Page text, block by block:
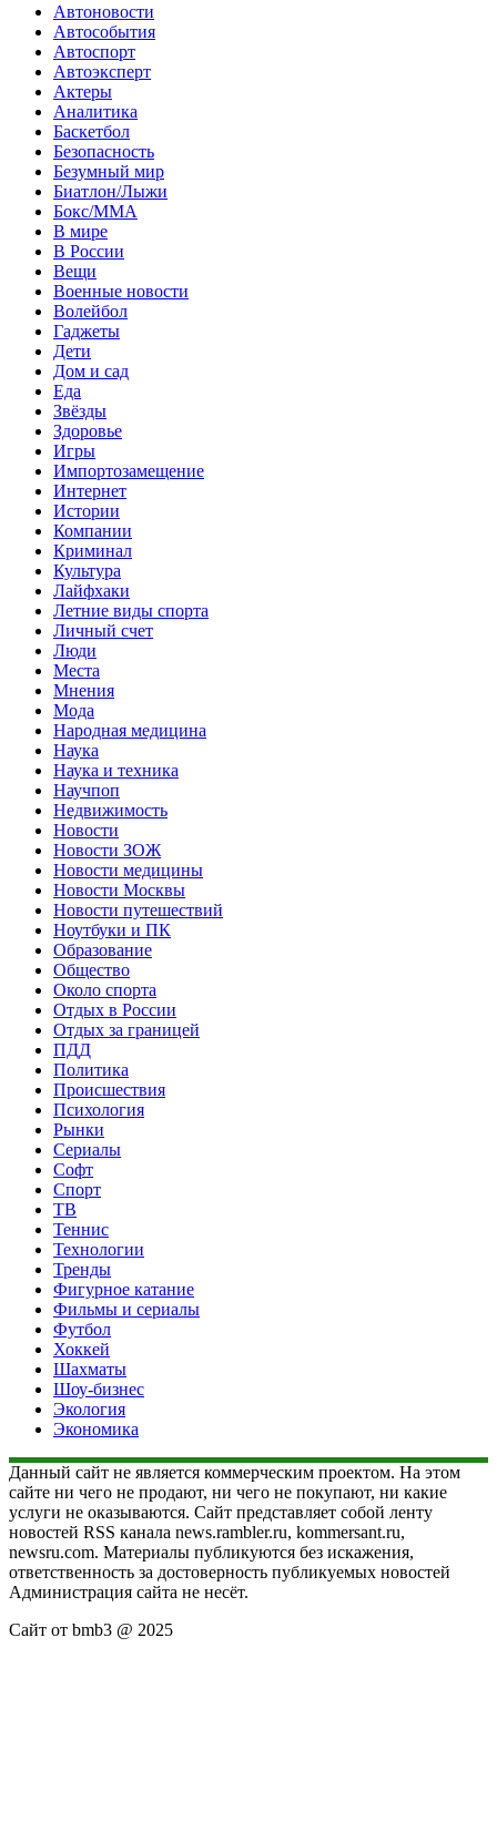
Автоновости
Автособытия
Автоспорт
Автоэксперт
Актеры
Аналитика
Баскетбол
Безопасность
Безумный мир
Биатлон/Лыжи
Бокс/MMA
В мире
В России
Вещи
Военные новости
Волейбол
Гаджеты
Дети
Дом и сад
Еда
Звёзды
Здоровье
Игры
Импортозамещение
Интернет
Истории
Компании
Криминал
Культура
Лайфхаки
Летние виды спорта
Личный счет
Люди
Места
Мнения
Мода
Народная медицина
Наука
Наука и техника
Научпоп
Недвижимость
Новости
Новости ЗОЖ
Новости медицины
Новости Москвы
Новости путешествий
Ноутбуки и ПК
Образование
Общество
Около спорта
Отдых в России
Отдых за границей
ПДД
Политика
Происшествия
Психология
Рынки
Сериалы
Софт
Спорт
ТВ
Теннис
Технологии
Тренды
Фигурное катание
Фильмы и сериалы
Футбол
Хоккей
Шахматы
Шоу-бизнес
Экология
Экономика
Данный сайт не является коммерческим проектом. На этом
сайте ни чего не продают, ни чего не покупают, ни какие
услуги не оказываются. Сайт представляет собой ленту
новостей RSS канала news.rambler.ru, kommersant.ru,
newsru.com. Материалы публикуются без искажения,
ответственность за достоверность публикуемых новостей
Администрация сайта не несёт.
Сайт от bmb3 @ 2025